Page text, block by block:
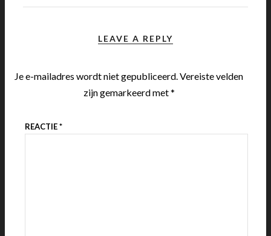
LEAVE A REPLY
Je e-mailadres wordt niet gepubliceerd.Vereiste velden
zijn gemarkeerd met*
REACTIE*